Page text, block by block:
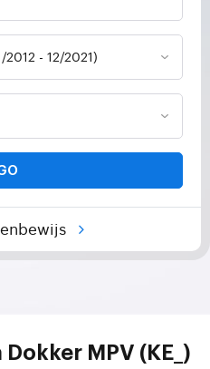
MPV (KE_)